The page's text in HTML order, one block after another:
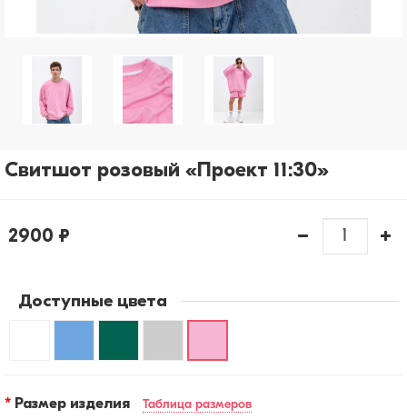
Свитшот розовый «Проект 11:30»
2900 ₽
Доступные цвета
«Проект«Проект«Проектмеланж«Проект
Размер изделия Таблица размеров